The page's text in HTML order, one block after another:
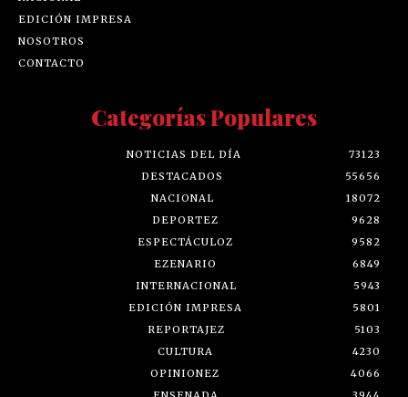
EDICIÓN IMPRESA
NOSOTROS
CONTACTO
Categorías Populares
NOTICIAS DEL DÍA
73123
DESTACADOS
55656
NACIONAL
18072
DEPORTEZ
9628
ESPECTÁCULOZ
9582
EZENARIO
6849
INTERNACIONAL
5943
EDICIÓN IMPRESA
5801
REPORTAJEZ
5103
CULTURA
4230
OPINIONEZ
4066